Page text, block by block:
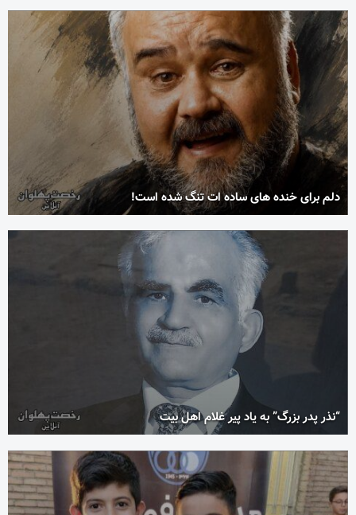
دلم برای خنده های ساده ات تنگ شده است!
“نذر پدر بزرگ” به یاد پیر غلام اهل بیت